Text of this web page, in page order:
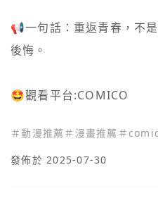
📢一句話：重返青春，不
後悔。
＃動漫推薦 ＃ 漫畫推薦 ＃
發佈於 2025-07-30